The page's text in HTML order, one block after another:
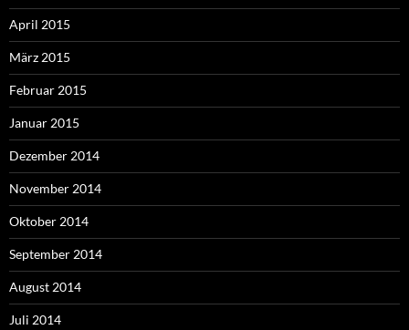
April 2015
März 2015
Februar 2015
Januar 2015
Dezember 2014
November 2014
Oktober 2014
September 2014
August 2014
Juli 2014